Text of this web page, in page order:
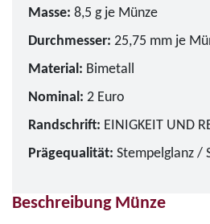
Masse: 8,5 g je Münze
Durchmesser: 25,75 mm je
Material: Bimetall
Nominal: 2 Euro
Randschrift: EINIGKEIT UND
Prägequalität: Stempelglanz /
Beschreibung Münze